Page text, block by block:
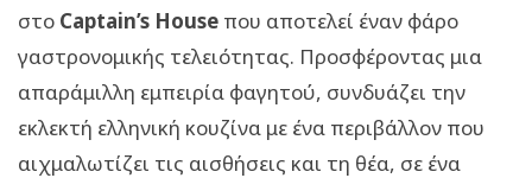
στο Captain’s House που αποτελεί έναν φάρο
γαστρονομικής τελειότητας. Προσφέροντας μια
απαράμιλλη εμπειρία φαγητού, συνδυάζει την
εκλεκτή ελληνική κουζίνα με ένα περιβάλλον που
αιχμαλωτίζει τις αισθήσεις και τη θέα, σε ένα